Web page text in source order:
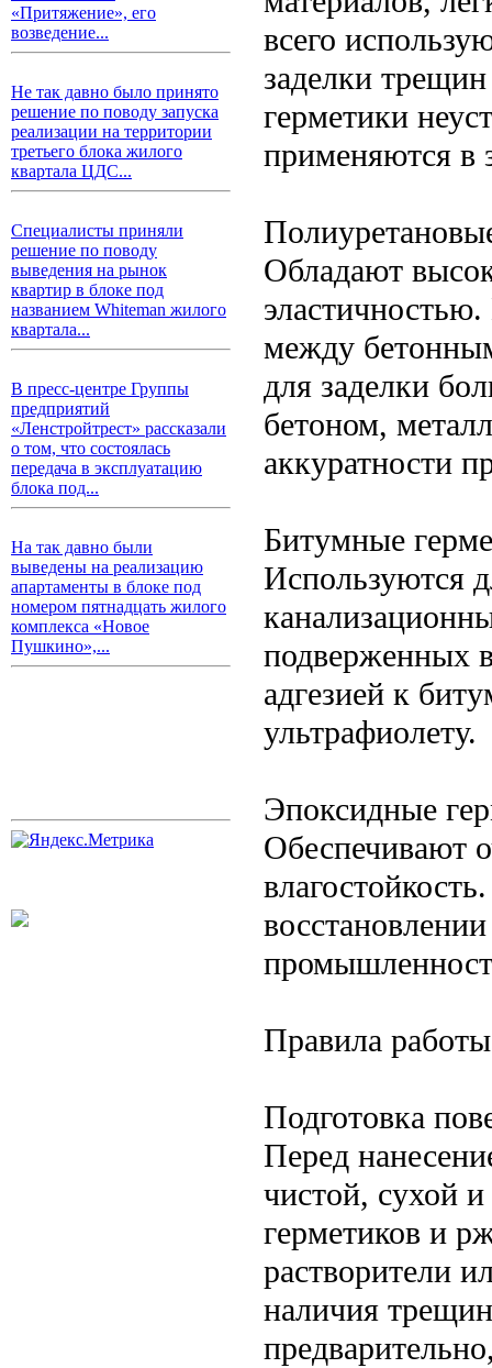
«Притяжение», его
возведение...
Не так давно было принято
решение по поводу запуска
реализации на территории
третьего блока жилого
квартала ЦДС...
Специалисты приняли
решение по поводу
выведения на рынок
квартир в блоке под
названием Whiteman жилого
квартала...
В пресс-центре Группы
предприятий
«Ленстройтрест» рассказали
о том, что состоялась
передача в эксплуатацию
блока под...
На так давно были
выведены на реализацию
апартаменты в блоке под
номером пятнадцать жилого
комплекса «Новое
Пушкино»,...
всего
заделки
герметики
применяются в
Обладают
между
для заделки
бетоном,
аккуратности
Битумные
Используются
подверженных
адгезией к
ультрафиолету.
Эпоксидные
Обеспечивают
Правила
Подготовка
Перед
чистой, сухой
герметиков и
растворители
наличия